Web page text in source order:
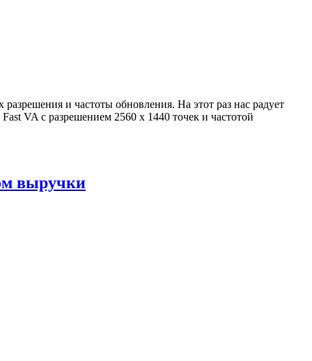
и частоты обновления. На этот раз нас радует
VA с разрешением 2560 х 1440 точек и частотой
выручки